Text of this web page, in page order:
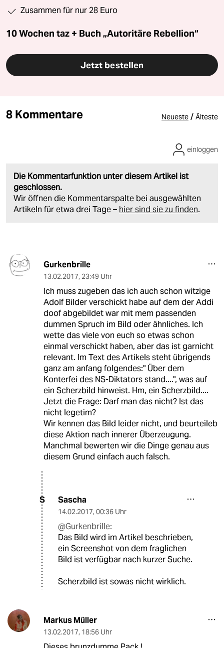
Zusammen für nur 28 Euro
10 Wochen taz + Buch „Autoritäre Rebellion“
Jetzt bestellen
8 Kommentare Neueste / Älteste
Die Kommentarfunktion unter diesem Artikel ist
geschlossen.
Wir öffnen die Kommentarspalte bei ausgewählten
Artikeln für etwa drei Tage – hier sind sie zu finden.
einloggen
Gurkenbrille
13.02.2017, 23:49 Uhr
Ich muss zugeben das ich auch schon witzige
Adolf Bilder verschickt habe auf dem der Addi
doof abgebildet war mit mem passenden
dummen Spruch im Bild oder ähnliches. Ich
wette das viele von euch so etwas schon
einmal verschickt haben, aber das ist garnicht
relevant. Im Text des Artikels steht übrigends
ganz am anfang folgendes:" Über dem
Konterfei des NS-Diktators stand....", was auf
ein Scherzbild hinweist. Hm, ein Scherzbild....
Jetzt die Frage: Darf man das nicht? Ist das
nicht legetim?
Wir kennen das Bild leider nicht, und beurteileb
diese Aktion nach innerer Überzeugung.
Manchmal bewerten wir die Dinge genau aus
diesem Grund einfach auch falsch.
S Sascha
14.02.2017, 00:36 Uhr
@Gurkenbrille:
Das Bild wird im Artikel beschrieben,
ein Screenshot von dem fraglichen
Bild ist verfügbar nach kurzer Suche.
Scherzbild ist sowas nicht wirklich.
Markus Müller
13.02.2017, 18:56 Uhr